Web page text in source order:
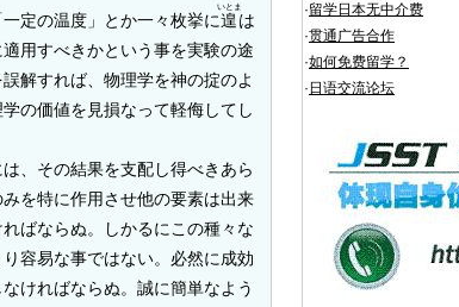
定の温度」とか一々枚挙に遑
いとま
は
用すべきかという事を実験の途
解すれば、物理学を神の掟のよ
の価値を見損なって軽侮してし
、その結果を支配し得べきあら
を特に作用させ他の要素は出来
ばならぬ。しかるにこの種々な
容易な事ではない。必然に成効
ければならぬ。誠に簡単なよう
·留学日本无中介费
·贯通广告合作
·如何免费留学？
· 日语交流论坛